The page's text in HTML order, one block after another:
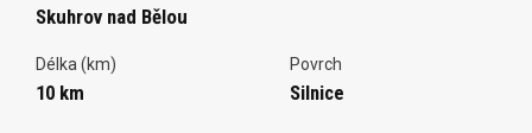
Skuhrov nad Bělou
Délka (km)
10 km
Povrch
Silnice